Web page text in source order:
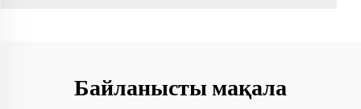
Байланысты мақала